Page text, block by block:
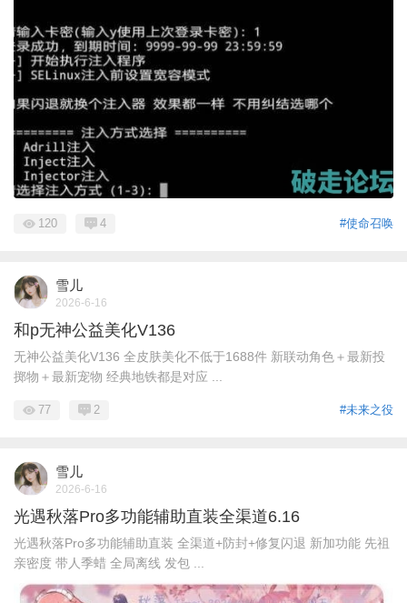
#使命召唤
120 4
雪儿
2026-6-16
和p无神公益美化V136
无神公益美化V136 全皮肤美化不低于1688件 新联动角色＋最新投
掷物＋最新宠物 经典地铁都是对应 ...
#未来之役
77 2
雪儿
2026-6-16
光遇秋落Pro多功能辅助直装全渠道6.16
光遇秋落Pro多功能辅助直装 全渠道+防封+修复闪退 新加功能 先祖
亲密度 带人季蜡 全局离线 发包 ...